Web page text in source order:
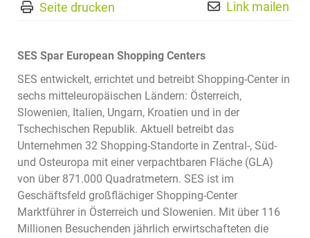
Seite drucken Link mailen
SES Spar European Shopping Centers
SES entwickelt, errichtet und betreibt Shopping-Center in
sechs mitteleuropäischen Ländern: Österreich,
Slowenien, Italien, Ungarn, Kroatien und in der
Tschechischen Republik. Aktuell betreibt das
Unternehmen 32 Shopping-Standorte in Zentral-, Süd-
und Osteuropa mit einer verpachtbaren Fläche (GLA)
von über 871.000 Quadratmetern. SES ist im
Geschäftsfeld großflächiger Shopping-Center
Marktführer in Österreich und Slowenien. Mit über 116
Millionen Besuchenden jährlich erwirtschafteten die